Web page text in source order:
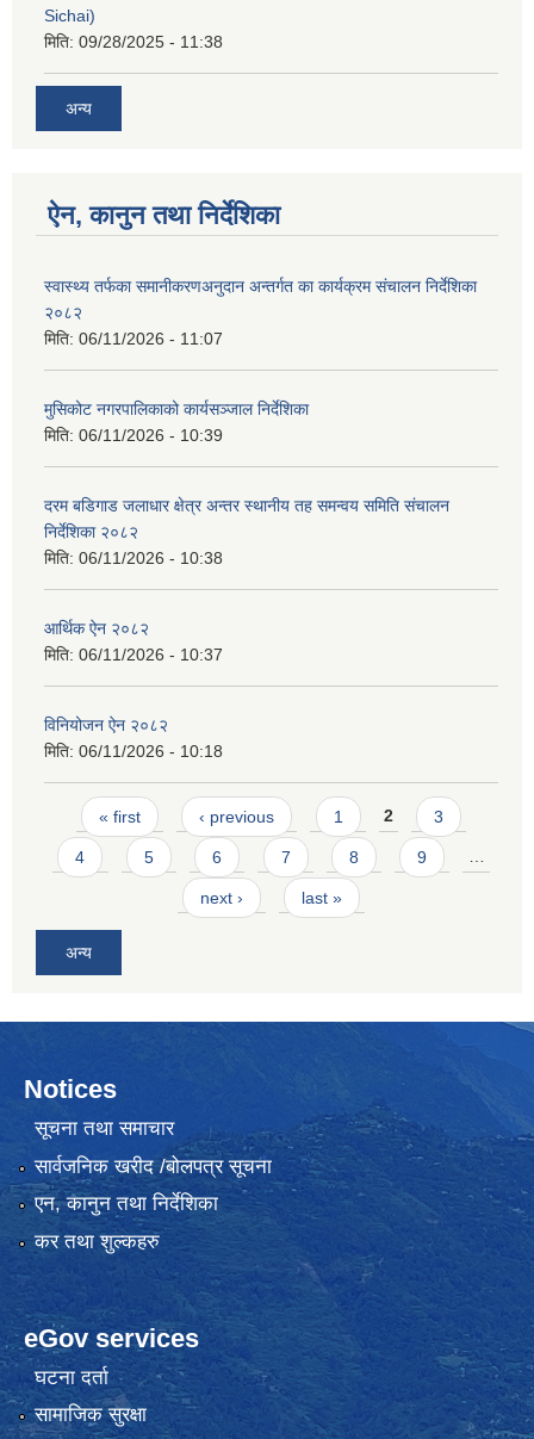
Sichai)
मिति: 09/28/2025 - 11:38
अन्य
ऐन, कानुन तथा निर्देशिका
स्वास्थ्य तर्फका समानीकरणअनुदान अन्तर्गत का कार्यक्रम संचालन निर्देशिका
२०८२
मिति: 06/11/2026 - 11:07
मुसिकोट नगरपालिकाको कार्यसञ्जाल निर्देशिका
मिति: 06/11/2026 - 10:39
दरम बडिगाड जलाधार क्षेत्र अन्तर स्थानीय तह समन्वय समिति संचालन
निर्देशिका २०८२
मिति: 06/11/2026 - 10:38
आर्थिक ऐन २०८२
मिति: 06/11/2026 - 10:37
विनियोजन ऐन २०८२
मिति: 06/11/2026 - 10:18
Pages
« first ‹ previous 1 2 3
4 5 6 7 8 9 …
next › last »
अन्य
Notices
सूचना तथा समाचार
सार्वजनिक खरीद /बोलपत्र सूचना
एन, कानुन तथा निर्देशिका
कर तथा शुल्कहरु
eGov services
घटना दर्ता
सामाजिक सुरक्षा